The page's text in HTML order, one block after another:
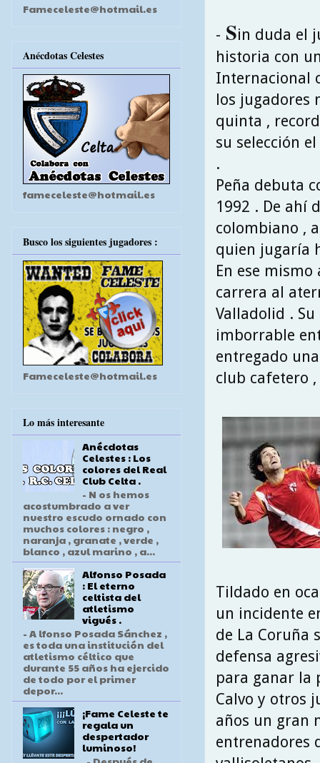
- Sin duda el
historia con
Internacional
los jugadores
quinta ,
su selección
.
Peña debuta
1992 . De ahí
colombiano ,
quien jugaría
En ese
carrera al
Valladolid .
imborrable
entregado
club cafetero
Tildado en
un incidente
de La Coruña
defensa
para ganar la
Calvo y otros
años un gran
entrenadores
Fameceleste@hotmail.es
Anécdotas Celestes
fameceleste@hotmail.es
Busco los siguientes jugadores :
Fameceleste@hotmail.es
Lo más interesante
Anécdotas
Celestes : Los
colores del Real
Club Celta .
- N os hemos
acostumbrado a ver
nuestro escudo ornado con
muchos colores : negro ,
naranja , granate , verde ,
blanco , azul marino , a...
Alfonso Posada
: El eterno
celtista del
atletismo
vigués .
- A lfonso Posada Sánchez ,
es toda una institución del
atletismo céltico que
durante 55 años ha ejercido
de todo por el primer
depor...
¡Fame Celeste te
regala un
despertador
luminoso!